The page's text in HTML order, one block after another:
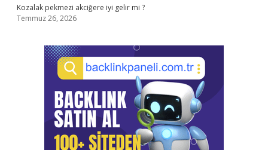
Kozalak pekmezi akciğere iyi gelir mi ?
Temmuz 26, 2026